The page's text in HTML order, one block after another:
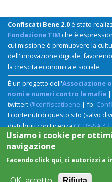
Confiscati Bene 2.0è stato
Fondazione TIM che è
cui missione è promuovere la
dell'innovazione digitale,
la crescita economica e sociale.
È un progetto dell'Associazione
nomi e numeri contro le mafie |
twitter: @confiscatibene | fb:
I contenuti di questo sito (salvo
distribuiti con LicenzaCC BY-SA 4|
Usiamo i cookie per
navigazione
Facendo click qui, ci autorizzi a